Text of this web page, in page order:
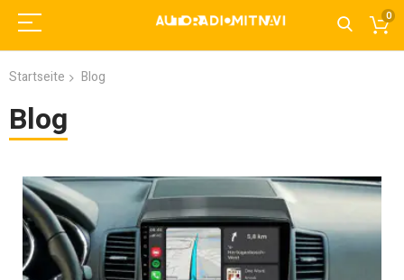
0
Startseite Blog
Blog